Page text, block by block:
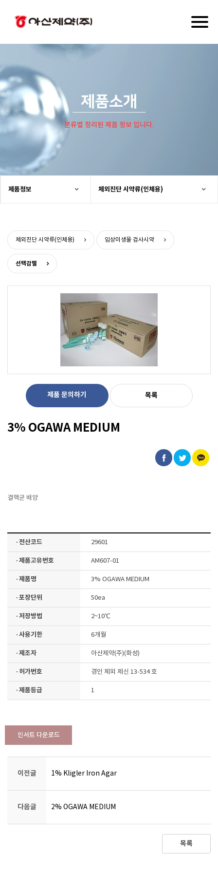
제품소개
분류별 정리된 제품 정보 입니다.
제품정보 체외진단 시약류(인체용)
체외진단 시약류(인체용) 임상미생물 검사시약
선택감별
제품 문의하기 목록
3% OGAWA MEDIUM
결핵균 배양
· 전산코드 29601
· 제품고유번호 AM607-01
· 제품명 3% OGAWA MEDIUM
· 포장단위 50ea
· 저장방법 2~10℃
· 사용기한 6개월
· 제조자 아산제약(주)(화성)
· 허가번호 경인 체외 제신 13-534 호
· 제품등급 1
인서트 다운로드
이전글 1% Kligler Iron Agar
다음글 2% OGAWA MEDIUM
목록